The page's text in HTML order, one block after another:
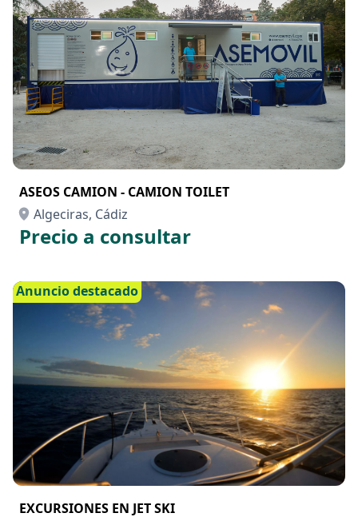
ASEOS CAMION - CAMION TOILET
Algeciras, Cádiz
Precio a consultar
Anuncio destacado
EXCURSIONES EN JET SKI